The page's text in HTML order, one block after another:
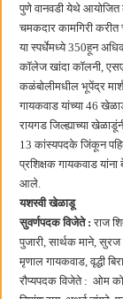
बाल्मर लॉरी आणि शेल
कॉमनवेल्थ टेबल टेनिस
पुणे वानवडी येथे आयोजित
चमकदार कामगिरी करीत
या स्पर्धेमध्ये 350हून
कॉलेज खांदा कॉलनी,
कळंबोलीमधील भूपेंद्र
गायकवाड यांच्या 46
रायगड जिल्ह्याच्या
13 कांस्यपदके जिंकून
प्रशिक्षक गायकवाड
आले.
यशस्वी खेळाडू
सुवर्णपदक विजेते : राज
पुजारी, सार्थक माने,
मृणाल गायकवाड, वृद्धी
रौप्यपदक विजेते : ओम